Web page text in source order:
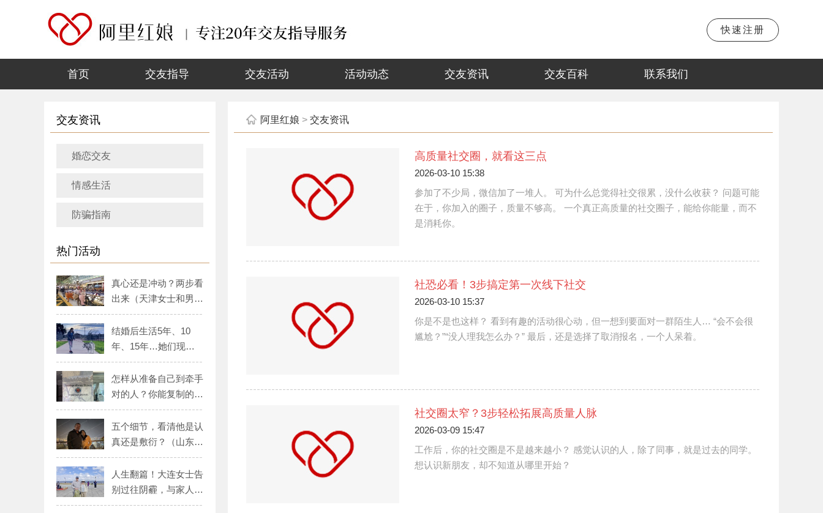
快速注册
首页 交友指导 交友活动 活动动态 交友资讯 交友百科 联系我们
交友资讯
婚恋交友
情感生活
防骗指南
热门活动
真心还是冲动？两步看
出来（天津女士和男士
的见面动态）
结婚后生活5年、10
年、15年…她们现在
过得好吗？
怎样从准备自己到牵手
对的人？你能复制的实
操指南
五个细节，看清他是认
真还是敷衍？（山东女
士和男士的见面动态）
人生翻篇！大连女士告
别过往阴霾，与家人团
圆
阿里红娘 > 交友资讯
高质量社交圈，就看这三点
2026-03-10 15:38
参加了不少局，微信加了一堆人。 可为什么总觉得社交很累，没什么收获？ 问题可能
在于，你加入的圈子，质量不够高。 一个真正高质量的社交圈子，能给你能量，而不
是消耗你。
社恐必看！3步搞定第一次线下社交
2026-03-10 15:37
你是不是也这样？ 看到有趣的活动很心动，但一想到要面对一群陌生人… “会不会很
尴尬？”“没人理我怎么办？” 最后，还是选择了取消报名，一个人呆着。
社交圈太窄？3步轻松拓展高质量人脉
2026-03-09 15:47
工作后，你的社交圈是不是越来越小？ 感觉认识的人，除了同事，就是过去的同学。
想认识新朋友，却不知道从哪里开始？